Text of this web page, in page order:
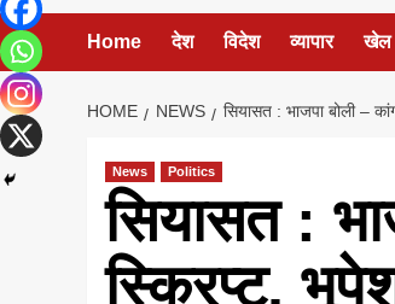
Home देश विदेश व्यापार खेल
HOME NEWS सियासत : भाजपा बोली –
News Politics
सियासत :
स्क्रिप्ट,